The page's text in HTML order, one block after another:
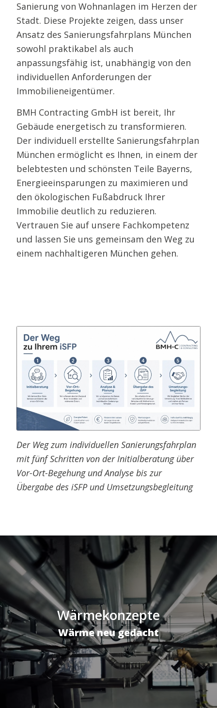
Sanierung von Wohnanlagen im Herzen der
Stadt. Diese Projekte zeigen, dass unser
Ansatz des Sanierungsfahrplans München
sowohl praktikabel als auch
anpassungsfähig ist, unabhängig von den
individuellen Anforderungen der
Immobilieneigentümer.
BMH Contracting GmbH ist bereit, Ihr
Gebäude energetisch zu transformieren.
Der individuell erstellte Sanierungsfahrplan
München ermöglicht es Ihnen, in einem der
belebtesten und schönsten Teile Bayerns,
Energieeinsparungen zu maximieren und
den ökologischen Fußabdruck Ihrer
Immobilie deutlich zu reduzieren.
Vertrauen Sie auf unsere Fachkompetenz
und lassen Sie uns gemeinsam den Weg zu
einem nachhaltigeren München gehen.
Der Weg zum individuellen Sanierungsfahrplan
mit fünf Schritten von der Initialberatung über
Vor-Ort-Begehung und Analyse bis zur
Übergabe des iSFP und Umsetzungsbegleitung
Wärmekonzepte
Wärme neu gedacht